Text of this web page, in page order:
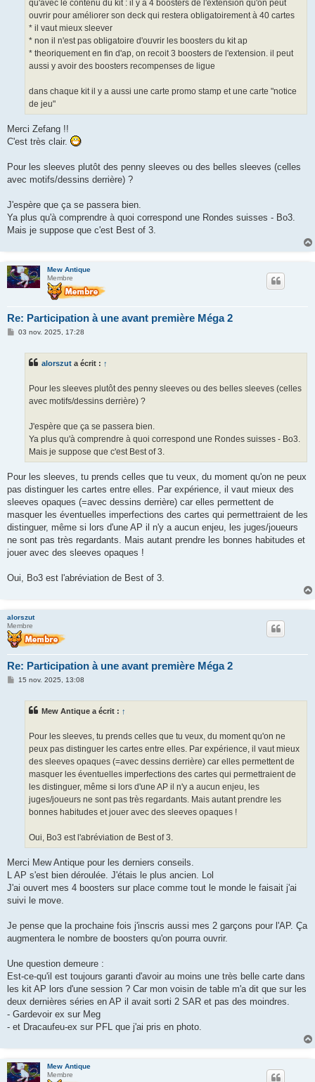
qu'avec le contenu du kit : il y a 4 boosters de l'extension qu'on peut
ouvrir pour améliorer son deck qui restera obligatoirement à 40 cartes
* il vaut mieux sleever
* non il n'est pas obligatoire d'ouvrir les boosters du kit ap
* theoriquement en fin d'ap, on recoit 3 boosters de l'extension. il peut
aussi y avoir des boosters recompenses de ligue
dans chaque kit il y a aussi une carte promo stamp et une carte "notice
de jeu"
Merci Zefang !!
C'est très clair.
Pour les sleeves plutôt des penny sleeves ou des belles sleeves (celles
avec motifs/dessins derrière) ?
J'espère que ça se passera bien.
Ya plus qu'à comprendre à quoi correspond une Rondes suisses - Bo3.
Mais je suppose que c'est Best of 3.
Mew Antique
Membre
Re: Participation à une avant première Méga 2
M03 nov. 2025, 17:28
alorszut a écrit : ↑
Pour les sleeves plutôt des penny sleeves ou des belles sleeves (celles
avec motifs/dessins derrière) ?
J'espère que ça se passera bien.
Ya plus qu'à comprendre à quoi correspond une Rondes suisses - Bo3.
Mais je suppose que c'est Best of 3.
Pour les sleeves, tu prends celles que tu veux, du moment qu'on ne peux
pas distinguer les cartes entre elles. Par expérience, il vaut mieux des
sleeves opaques (=avec dessins derrière) car elles permettent de
masquer les éventuelles imperfections des cartes qui permettraient de les
distinguer, même si lors d'une AP il n'y a aucun enjeu, les juges/joueurs
ne sont pas très regardants. Mais autant prendre les bonnes habitudes et
jouer avec des sleeves opaques !
Oui, Bo3 est l'abréviation de Best of 3.
alorszut
Membre
Re: Participation à une avant première Méga 2
M15 nov. 2025, 13:08
Mew Antique a écrit : ↑
Pour les sleeves, tu prends celles que tu veux, du moment qu'on ne
peux pas distinguer les cartes entre elles. Par expérience, il vaut mieux
des sleeves opaques (=avec dessins derrière) car elles permettent de
masquer les éventuelles imperfections des cartes qui permettraient de
les distinguer, même si lors d'une AP il n'y a aucun enjeu, les
juges/joueurs ne sont pas très regardants. Mais autant prendre les
bonnes habitudes et jouer avec des sleeves opaques !
Oui, Bo3 est l'abréviation de Best of 3.
Merci Mew Antique pour les derniers conseils.
L AP s'est bien déroulée. J'étais le plus ancien. Lol
J'ai ouvert mes 4 boosters sur place comme tout le monde le faisait j'ai
suivi le move.
Je pense que la prochaine fois j'inscris aussi mes 2 garçons pour l'AP. Ça
augmentera le nombre de boosters qu'on pourra ouvrir.
Une question demeure :
Est-ce-qu'il est toujours garanti d'avoir au moins une très belle carte dans
les kit AP lors d'une session ? Car mon voisin de table m'a dit que sur les
deux dernières séries en AP il avait sorti 2 SAR et pas des moindres.
- Gardevoir ex sur Meg
- et Dracaufeu-ex sur PFL que j'ai pris en photo.
Mew Antique
Membre